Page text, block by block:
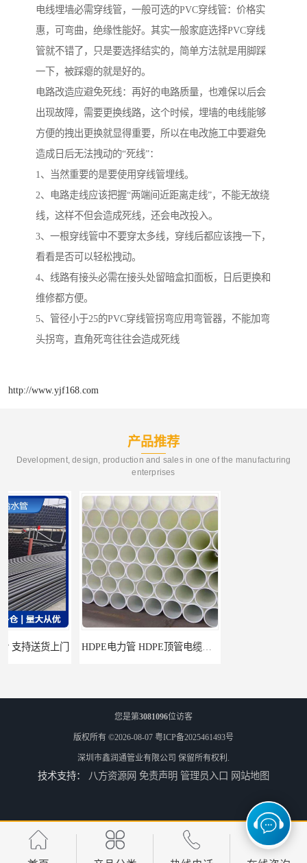
电线埋墙必需穿线管，一般可选的PVC穿线管：价格实
惠，可弯曲，绝缘性能好。其实一般家庭选择PVC穿线
管就不错了，只是要选择结实的，简单方法就是用脚踩
一下，被踩瘪的就是好的。
电路改造应避免死线：再好的电路质量，也难保以后会
出现故障，需要更换线路，这个时候，埋墙的电线能够
方便的拽出更换就显得重要，所以在电改施工中要避免
造成日后无法拽动的“死线”：
1、当然重要的是要使用穿线管埋线。
2、电路走线应该把握“两端间近距离走线”，不能无故绕
线，这样不但会造成死线，还会电改投入。
3、一根穿线管中不要穿太多线，穿线后都应该拽一下，
看看是否可以轻松拽动。
4、线路有接头必需在接头处留暗盒扣面板，日后更换和
维修都方便。
5、管径小于25的PVC穿线管拐弯应用弯管器，不能加弯
头拐弯，直角死弯往往会造成死线
http://www.yjf168.com
产品推荐
Development, design, production and sales in one of the manufacturing
enterprises
HDPE电力管 HDPE顶管电缆管保护套管
HDPE给水管 佛山Pe给水管电话 支持送货上门
您是第3081096位访客
版权所有 ©2026-08-07 粤ICP备2025461493号
深圳市鑫润通管业有限公司 保留所有权利.
技术支持： 八方资源网 免责声明 管理员入口 网站地图